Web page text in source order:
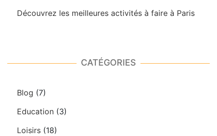
Découvrez les meilleures activités à faire à Paris
CATÉGORIES
Blog (7)
Education (3)
Loisirs (18)